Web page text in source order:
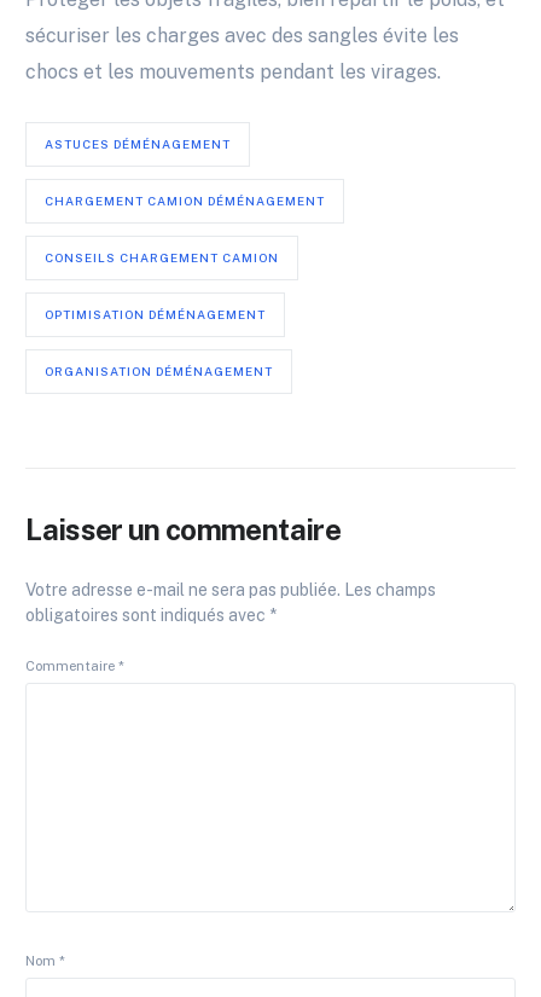
sécuriser les charges avec des sangles évite les
chocs et les mouvements pendant les virages.
ASTUCES DÉMÉNAGEMENT
CHARGEMENT CAMION DÉMÉNAGEMENT
CONSEILS CHARGEMENT CAMION
OPTIMISATION DÉMÉNAGEMENT
ORGANISATION DÉMÉNAGEMENT
Laisser un commentaire
Votre adresse e-mail ne sera pas publiée. Les champs
obligatoires sont indiqués avec *
Commentaire*
Nom*